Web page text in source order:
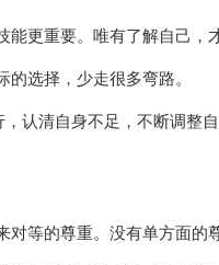
更重要。唯有了解自己，
选择，少走很多弯路。
认清自身不足，不断调整
等的尊重。没有单方面的